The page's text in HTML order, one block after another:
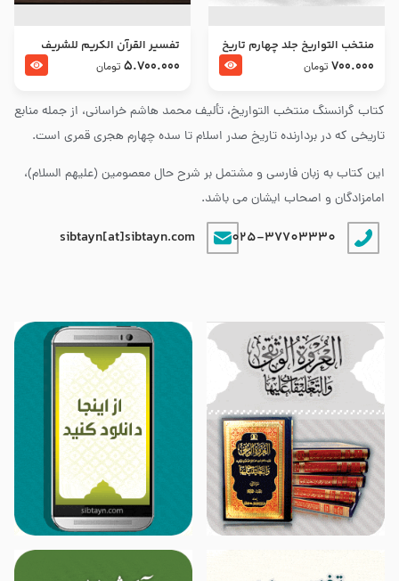
کتاب گرانسنگ منتخب التواريخ، تألیف محمد هاشم خراسانی، از جمله منابع
تاریخی که در بردارنده تاریخ صدر اسلام تا سده چهارم هجری قمری است.
این کتاب به زبان فارسی و مشتمل بر شرح حال معصومین (علیهم السلام)،
امامزادگان و اصحاب ایشان می باشد.
025-37703330
sibtayn[at]sibtayn.com
منتخب التواریخ جلد چهارم تاریخ
امام زین العابدین و امام محمد
700.000 تومان
تفسير القرآن الكريم للشريف
المرتضي قدس سرّه
5.700.000 تومان